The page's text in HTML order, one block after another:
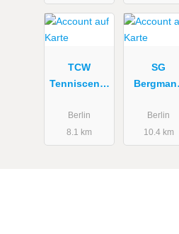
TCW
Tenniscente
Tennisanlag
en
Berlin
8.1 km
SG
Berlin
10.4 km